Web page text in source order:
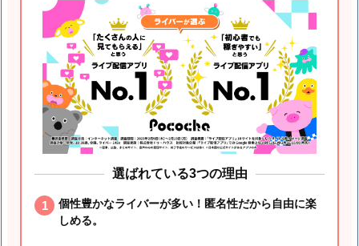
選ばれている3つの理由
個性豊かなライバーが多い！匿名性だから自由に楽
しめる。